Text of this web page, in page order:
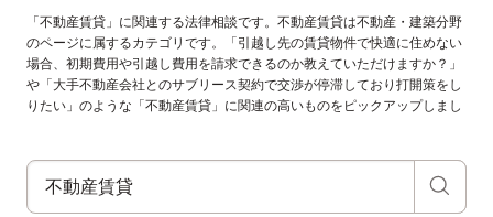
「不動産賃貸」に関連する法律相談です。不動産賃貸は不動産・建築分野
のページに属するカテゴリです。「引越し先の賃貸物件で快適に住めない
場合、初期費用や引越し費用を請求できるのか教えていただけますか？」
や「大手不動産会社とのサブリース契約で交渉が停滞しており打開策をし
りたい」のような「不動産賃貸」に関連の高いものをピックアップしまし